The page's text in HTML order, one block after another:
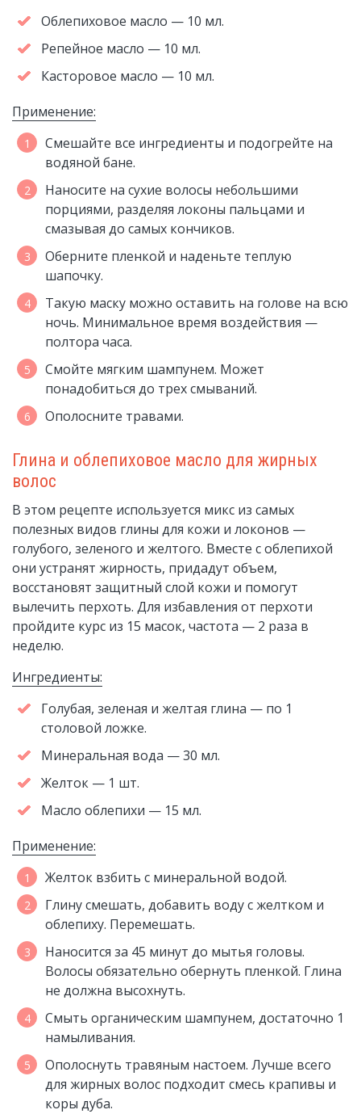
Облепиховое масло — 10 мл.
Репейное масло — 10 мл.
Касторовое масло — 10 мл.
Применение:
Смешайте все ингредиенты и подогрейте на
водяной бане.
Наносите на сухие волосы небольшими
порциями, разделяя локоны пальцами и
смазывая до самых кончиков.
Оберните пленкой и наденьте теплую
шапочку.
Такую маску можно оставить на голове на всю
ночь. Минимальное время воздействия —
полтора часа.
Смойте мягким шампунем. Может
понадобиться до трех смываний.
Ополосните травами.
Глина и облепиховое масло для жирных
волос
В этом рецепте используется микс из самых
полезных видов глины для кожи и локонов —
голубого, зеленого и желтого. Вместе с облепихой
они устранят жирность, придадут объем,
восстановят защитный слой кожи и помогут
вылечить перхоть. Для избавления от перхоти
пройдите курс из 15 масок, частота — 2 раза в
неделю.
Ингредиенты:
Голубая, зеленая и желтая глина — по 1
столовой ложке.
Минеральная вода — 30 мл.
Желток — 1 шт.
Масло облепихи — 15 мл.
Применение:
Желток взбить с минеральной водой.
Глину смешать, добавить воду с желтком и
облепиху. Перемешать.
Наносится за 45 минут до мытья головы.
Волосы обязательно обернуть пленкой. Глина
не должна высохнуть.
Смыть органическим шампунем, достаточно 1
намыливания.
Ополоснуть травяным настоем. Лучше всего
для жирных волос подходит смесь крапивы и
коры дуба.